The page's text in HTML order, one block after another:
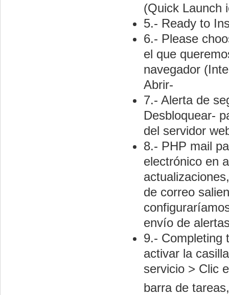
(Quick Launch
5.- Ready to
6.- Please
el que
navegador
Abrir-
7.- Alerta de
Desbloquear-
del servidor
8.- PHP mail
electrónico en
de correo
envío de
9.- Completing
activar la
servicio > Clic
barra de